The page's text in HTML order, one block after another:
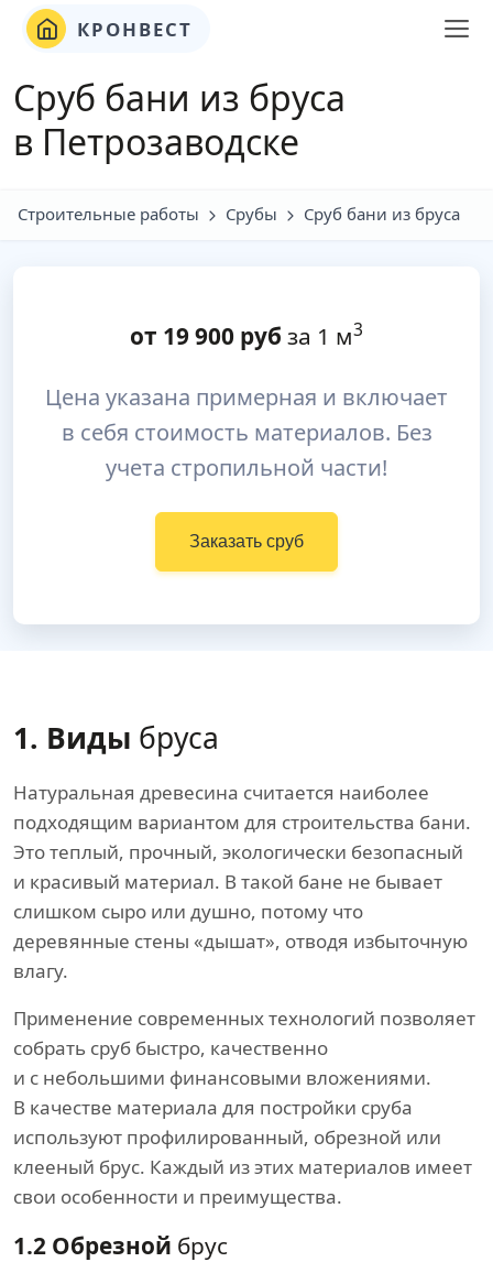
КРОНВЕСТ
Сруб бани из бруса
в Петрозаводске
Строительные работы Срубы Сруб бани из бруса
от 19 900 руб за 1 м3
Цена указана примерная и включает
в себя стоимость материалов. Без
учета стропильной части!
Заказать сруб
1. Виды бруса
Натуральная древесина считается наиболее
подходящим вариантом для строительства бани.
Это теплый, прочный, экологически безопасный
и красивый материал. В такой бане не бывает
слишком сыро или душно, потому что
деревянные стены «дышат», отводя избыточную
влагу.
Применение современных технологий позволяет
собрать сруб быстро, качественно
и с небольшими финансовыми вложениями.
В качестве материала для постройки сруба
используют профилированный, обрезной или
клееный брус. Каждый из этих материалов имеет
свои особенности и преимущества.
1.2 Обрезной брус